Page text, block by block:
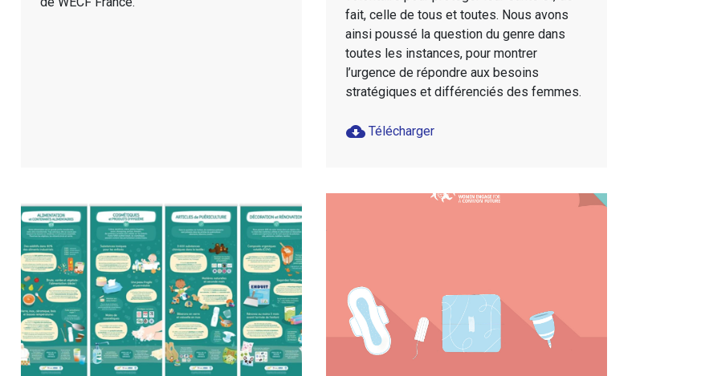
fait, celle de tous et toutes. Nous avons
ainsi poussé la question du genre dans
toutes les instances, pour montrer
l’urgence de répondre aux besoins
stratégiques et différenciés des femmes.
cloud_download Télécharger